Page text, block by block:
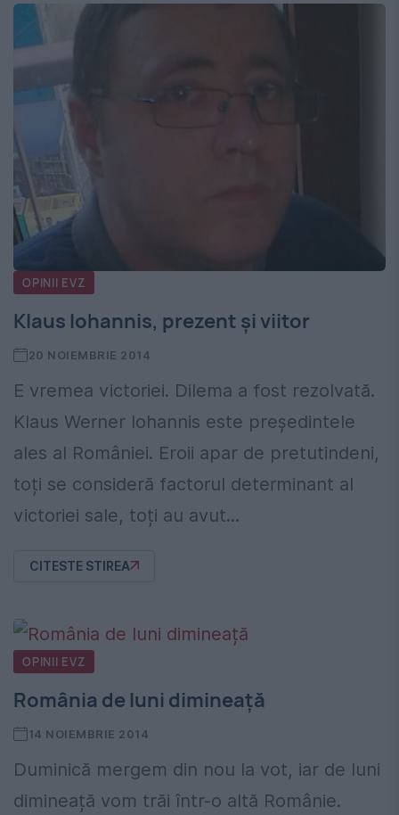
OPINII EVZ
Klaus Iohannis, prezent și viitor
20 NOIEMBRIE 2014
E vremea victoriei. Dilema a fost rezolvată.
Klaus Werner Iohannis este președintele
ales al României. Eroii apar de pretutindeni,
toți se consideră factorul determinant al
victoriei sale, toți au avut...
CITESTE STIREA
OPINII EVZ
România de luni dimineață
14 NOIEMBRIE 2014
Duminică mergem din nou la vot, iar de luni
dimineață vom trăi într-o altă Românie.